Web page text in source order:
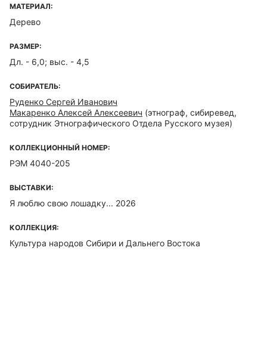
МАТЕРИАЛ:
Дерево
РАЗМЕР:
Дл. - 6,0; выс. - 4,5
СОБИРАТЕЛЬ:
Руденко Сергей Иванович
Макаренко Алексей Алексеевич (этнограф, сибиревед,
сотрудник Этнографического Отдела Русского музея)
КОЛЛЕКЦИОННЫЙ НОМЕР:
РЭМ 4040-205
ВЫСТАВКИ:
Я люблю свою лошадку... 2026
КОЛЛЕКЦИЯ:
Культура народов Сибири и Дальнего Востока